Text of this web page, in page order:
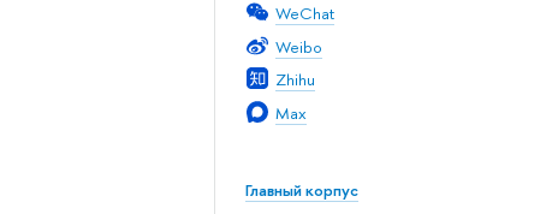
WeChat
Weibo
Zhihu
Max
Главный корпус